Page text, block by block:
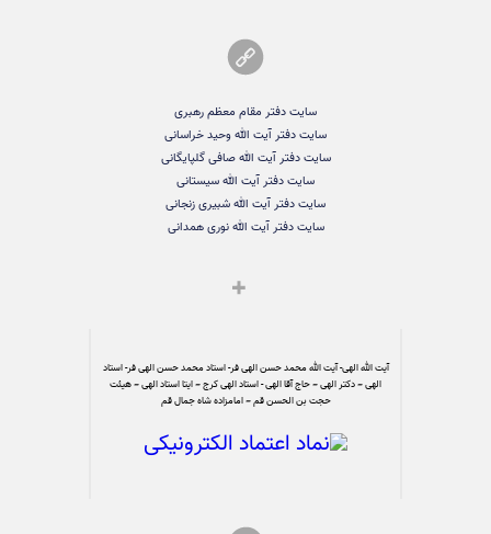
سایت دفتر مقام معظم رهبری
سایت دفتر آیت الله وحید خراسانی
سایت دفتر آیت الله صافی گلپایگانی
سایت دفتر آیت الله سیستانی
سایت دفتر آیت الله شبیری زنجانی
سایت دفتر آیت الله نوری همدانی
آیت الله الهی- آیت الله محمد حسن الهی فر- استاد محمد حسن الهی فر- استاد
الهی – دکتر الهی – حاج آقا الهی - استاد الهی کرج – ایتا استاد الهی – هیئت
حجت بن الحسن قم – امامزاده شاه جمال قم